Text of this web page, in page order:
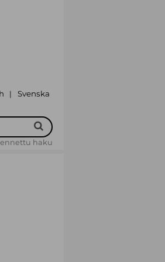
| Svenska
haku